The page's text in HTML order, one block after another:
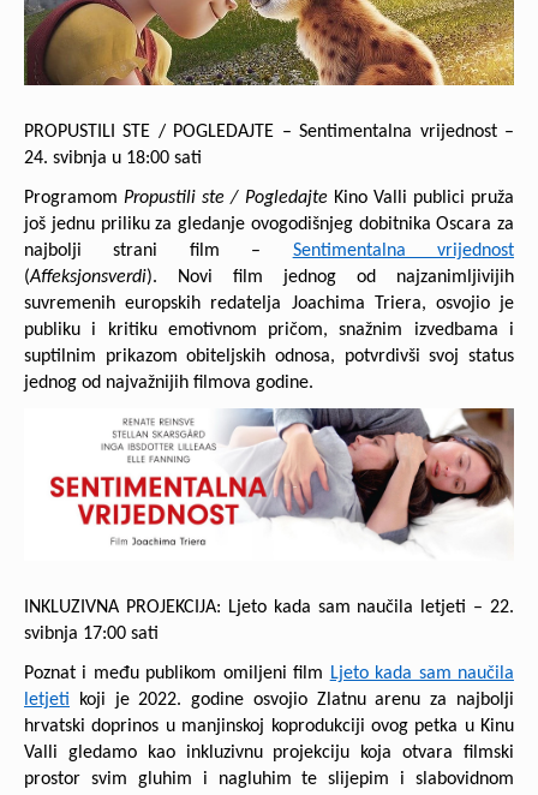
PROPUSTILI STE / POGLEDAJTE – Sentimentalna vrijednost –
24. svibnja u 18:00 sati
ProgramomPropustili ste / PogledajteKino Valli publici pruža
još jednu priliku za gledanje ovogodišnjeg dobitnika Oscara za
najbolji strani film – Sentimentalna vrijednost
(Affeksjonsverdi). Novi film jednog od najzanimljivijih
suvremenih europskih redatelja Joachima Triera, osvojio je
publiku i kritiku emotivnom pričom, snažnim izvedbama i
suptilnim prikazom obiteljskih odnosa, potvrdivši svoj status
jednog od najvažnijih filmova godine.
INKLUZIVNA PROJEKCIJA: Ljeto kada sam naučila letjeti – 22.
svibnja 17:00 sati
Poznat i među publikom omiljeni film Ljeto kada sam naučila
letjeti koji je 2022. godine osvojio Zlatnu arenu za najbolji
hrvatski doprinos u manjinskoj koprodukciji ovog petka u Kinu
Valli gledamo kao inkluzivnu projekciju koja otvara filmski
prostor svim gluhim i nagluhim te slijepim i slabovidnom